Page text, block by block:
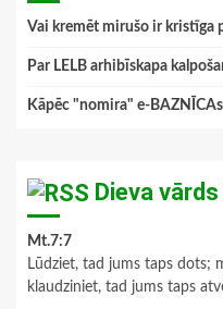
Vai kremēt mirušo ir kristīga
Par LELB arhibīskapa
Kāpēc "nomira" e-
Dieva
Mt.7:7
Lūdziet, tad jums taps dots;
klaudziniet, tad jums taps